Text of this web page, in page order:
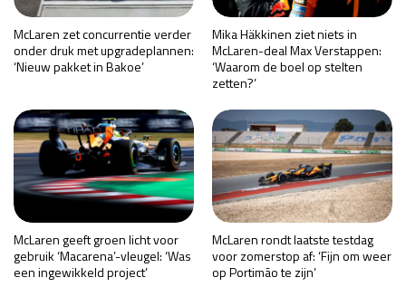
McLaren zet concurrentie verder
onder druk met upgradeplannen:
‘Nieuw pakket in Bakoe’
Mika Häkkinen ziet niets in
McLaren-deal Max Verstappen:
‘Waarom de boel op stelten
zetten?’
McLaren geeft groen licht voor
gebruik ‘Macarena’-vleugel: ‘Was
een ingewikkeld project’
McLaren rondt laatste testdag
voor zomerstop af: ‘Fijn om weer
op Portimão te zijn’